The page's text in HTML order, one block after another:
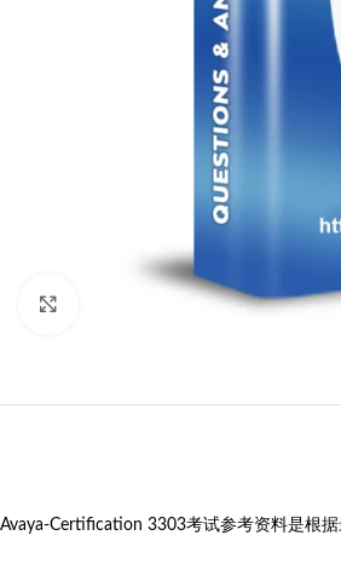
Avaya-Certification 3303考试参考资料是根